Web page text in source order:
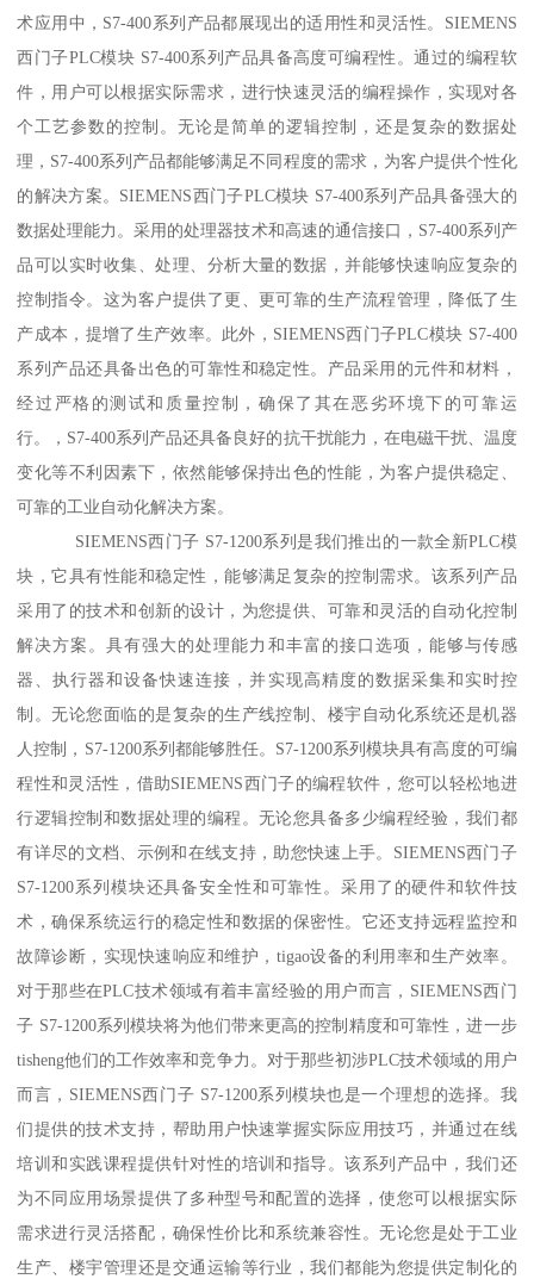
术应用中，S7-400系列产品都展现出的适用性和灵活性。SIEMENS
西门子PLC模块 S7-400系列产品具备高度可编程性。通过的编程软
件，用户可以根据实际需求，进行快速灵活的编程操作，实现对各
个工艺参数的控制。无论是简单的逻辑控制，还是复杂的数据处
理，S7-400系列产品都能够满足不同程度的需求，为客户提供个性化
的解决方案。SIEMENS西门子PLC模块 S7-400系列产品具备强大的
数据处理能力。采用的处理器技术和高速的通信接口，S7-400系列产
品可以实时收集、处理、分析大量的数据，并能够快速响应复杂的
控制指令。这为客户提供了更、更可靠的生产流程管理，降低了生
产成本，提增了生产效率。此外，SIEMENS西门子PLC模块 S7-400
系列产品还具备出色的可靠性和稳定性。产品采用的元件和材料，
经过严格的测试和质量控制，确保了其在恶劣环境下的可靠运
行。，S7-400系列产品还具备良好的抗干扰能力，在电磁干扰、温度
变化等不利因素下，依然能够保持出色的性能，为客户提供稳定、
可靠的工业自动化解决方案。
SIEMENS西门子 S7-1200系列是我们推出的一款全新PLC模
块，它具有性能和稳定性，能够满足复杂的控制需求。该系列产品
采用了的技术和创新的设计，为您提供、可靠和灵活的自动化控制
解决方案。具有强大的处理能力和丰富的接口选项，能够与传感
器、执行器和设备快速连接，并实现高精度的数据采集和实时控
制。无论您面临的是复杂的生产线控制、楼宇自动化系统还是机器
人控制，S7-1200系列都能够胜任。S7-1200系列模块具有高度的可编
程性和灵活性，借助SIEMENS西门子的编程软件，您可以轻松地进
行逻辑控制和数据处理的编程。无论您具备多少编程经验，我们都
有详尽的文档、示例和在线支持，助您快速上手。SIEMENS西门子
S7-1200系列模块还具备安全性和可靠性。采用了的硬件和软件技
术，确保系统运行的稳定性和数据的保密性。它还支持远程监控和
故障诊断，实现快速响应和维护，tigao设备的利用率和生产效率。
对于那些在PLC技术领域有着丰富经验的用户而言，SIEMENS西门
子 S7-1200系列模块将为他们带来更高的控制精度和可靠性，进一步
tisheng他们的工作效率和竞争力。对于那些初涉PLC技术领域的用户
而言，SIEMENS西门子 S7-1200系列模块也是一个理想的选择。我
们提供的技术支持，帮助用户快速掌握实际应用技巧，并通过在线
培训和实践课程提供针对性的培训和指导。该系列产品中，我们还
为不同应用场景提供了多种型号和配置的选择，使您可以根据实际
需求进行灵活搭配，确保性价比和系统兼容性。无论您是处于工业
生产、楼宇管理还是交通运输等行业，我们都能为您提供定制化的